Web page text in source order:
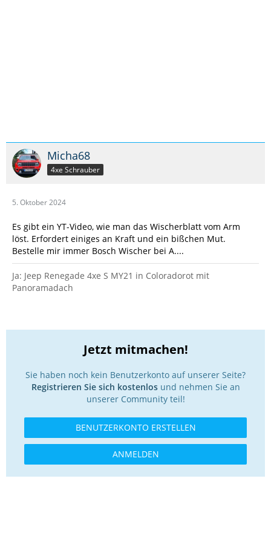
Micha68
4xe Schrauber
5. Oktober 2024
Es gibt ein YT-Video, wie man das Wischerblatt vom Arm
löst. Erfordert einiges an Kraft und ein bißchen Mut.
Bestelle mir immer Bosch Wischer bei A....
Ja: Jeep Renegade 4xe S MY21 in Coloradorot mit
Panoramadach
Jetzt mitmachen!
Sie haben noch kein Benutzerkonto auf unserer Seite?
Registrieren Sie sich kostenlosund nehmen Sie an
unserer Community teil!
BENUTZERKONTO ERSTELLEN
ANMELDEN